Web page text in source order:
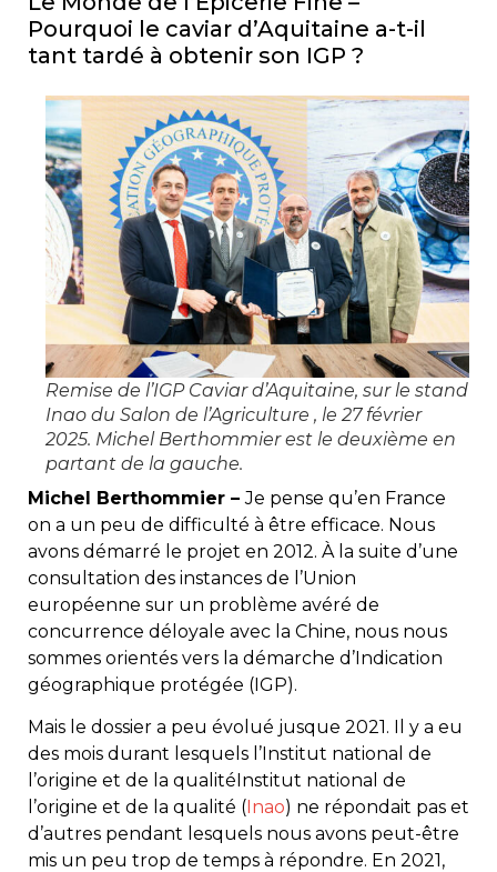
Pourquoi le caviar d’Aquitaine a-t-il
tant tardé à obtenir son IGP ?
Remise de l’IGP Caviar d’Aquitaine, sur le stand
Inao du Salon de l’Agriculture , le 27 février
2025. Michel Berthommier est le deuxième en
partant de la gauche.
Michel Berthommier –Je pense qu’en France
on a un peu de difficulté à être efficace. Nous
avons démarré le projet en 2012. À la suite d’une
consultation des instances de l’Union
européenne sur un problème avéré de
concurrence déloyale avec la Chine, nous nous
sommes orientés vers la démarche d’Indication
géographique protégée (IGP).
Mais le dossier a peu évolué jusque 2021. Il y a eu
des mois durant lesquels l’Institut national de
l’origine et de la qualitéInstitut national de
l’origine et de la qualité ( Inao) ne répondait pas et
d’autres pendant lesquels nous avons peut-être
mis un peu trop de temps à répondre. En 2021,